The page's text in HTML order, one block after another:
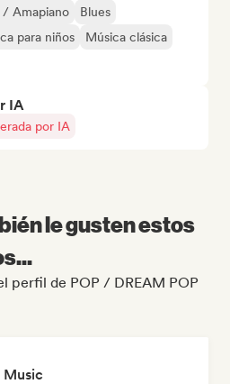
/ Amapiano
Blues
para niños
Música clásica
IA
por IA
le gusten estos
perfil de POP / DREAM POP
Music